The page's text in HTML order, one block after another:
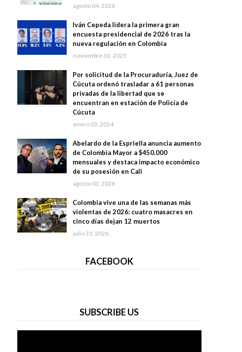
agosto 04, 2026
Iván Cepeda lidera la primera gran
encuesta presidencial de 2026 tras la
nueva regulación en Colombia
noviembre 30, 2025
Por solicitud de la Procuraduría, Juez de
Cúcuta ordenó trasladar a 61 personas
privadas de la libertad que se
encuentran en estación de Policía de
Cúcuta
enero 03, 2024
Abelardo de la Espriella anuncia aumento
de Colombia Mayor a $450.000
mensuales y destaca impacto económico
de su posesión en Cali
agosto 03, 2026
Colombia vive una de las semanas más
violentas de 2026: cuatro masacres en
cinco días dejan 12 muertos
julio 31, 2026
FACEBOOK
SUBSCRIBE US